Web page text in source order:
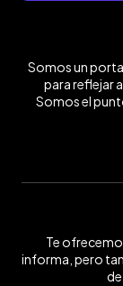
Somos un
para reflejar
Somos el
Te
informa, pero